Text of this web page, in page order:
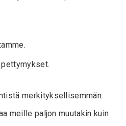
merkityksellisemmän.
meille paljon muutakin kuin